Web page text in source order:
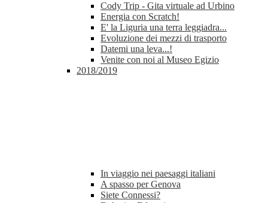
Cody Trip - Gita virtuale ad Urbino
Energia con Scratch!
E' la Liguria una terra leggiadra...
Evoluzione dei mezzi di trasporto
Datemi una leva...!
Venite con noi al Museo Egizio
2018/2019
In viaggio nei paesaggi italiani
A spasso per Genova
Siete Connessi?